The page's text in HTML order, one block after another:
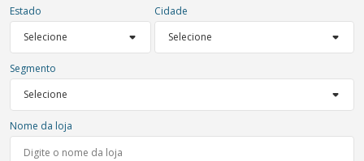
Estado Cidade
Segmento
Nome da loja